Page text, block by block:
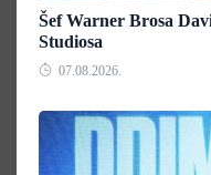
Šef Warner Brosa
Studiosa
07.08.2026.